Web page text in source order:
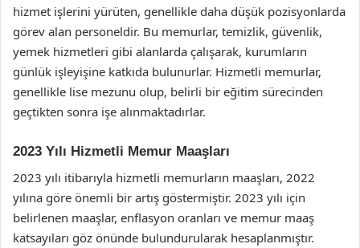
hizmet işlerini yürüten, genellikle daha düşük pozisyonlarda
görev alan personeldir. Bu memurlar, temizlik, güvenlik,
yemek hizmetleri gibi alanlarda çalışarak, kurumların
günlük işleyişine katkıda bulunurlar. Hizmetli memurlar,
genellikle lise mezunu olup, belirli bir eğitim sürecinden
geçtikten sonra işe alınmaktadırlar.
2023 Yılı Hizmetli Memur Maaşları
2023 yılı itibarıyla hizmetli memurların maaşları, 2022
yılına göre önemli bir artış göstermiştir. 2023 yılı için
belirlenen maaşlar, enflasyon oranları ve memur maaş
katsayıları göz önünde bulundurularak hesaplanmıştır.